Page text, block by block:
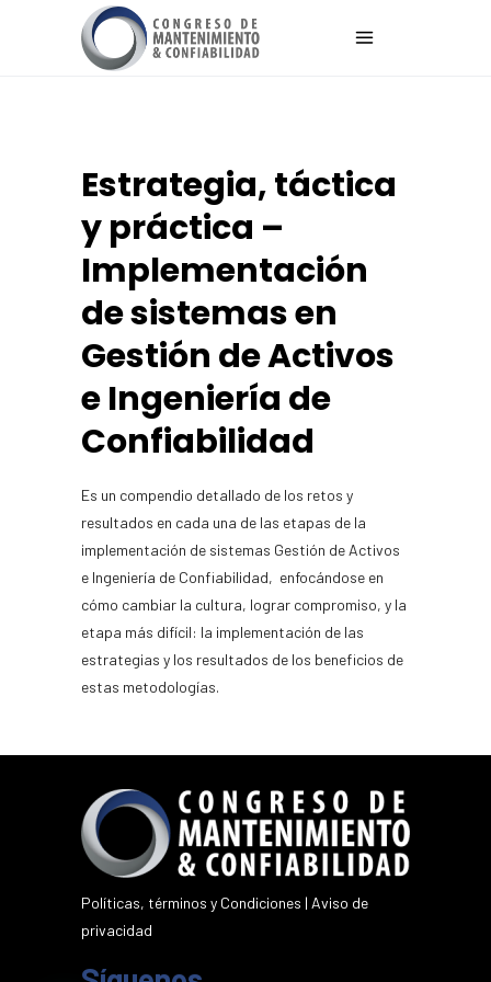
Estrategia, táctica
y práctica –
Implementación
de sistemas en
Gestión de Activos
e Ingeniería de
Confiabilidad
Es un compendio detallado de los retos y
resultados en cada una de las etapas de la
implementación de sistemas Gestión de Activos
e Ingeniería de Confiabilidad, enfocándose en
cómo cambiar la cultura, lograr compromiso, y la
etapa más difícil: la implementación de las
estrategias y los resultados de los beneficios de
estas metodologías.
Políticas, términos y Condiciones | Aviso de
privacidad